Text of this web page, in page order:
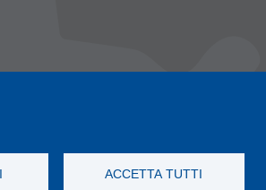
ACCETTA TUTTI